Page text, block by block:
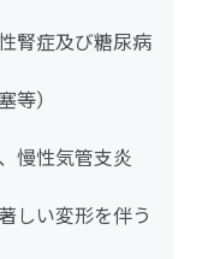
腎症及び糖尿病
）
慢性気管支炎
しい変形を伴う